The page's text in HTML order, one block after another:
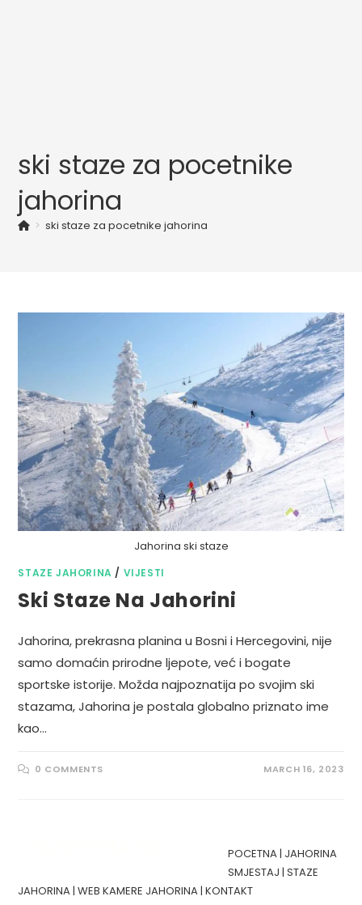
ski staze za pocetnike
jahorina
> ski staze za pocetnike jahorina
Jahorina ski staze
STAZE JAHORINA / VIJESTI
Ski Staze Na Jahorini
Jahorina, prekrasna planina u Bosni i Hercegovini, nije
samo domaćin prirodne ljepote, već i bogate
sportske istorije. Možda najpoznatija po svojim ski
stazama, Jahorina je postala globalno priznato ime
kao…
0 COMMENTS MARCH 16, 2023
POCETNA| JAHORINA
SMJESTAJ |STAZE
JAHORINA|WEB KAMERE JAHORINA|KONTAKT